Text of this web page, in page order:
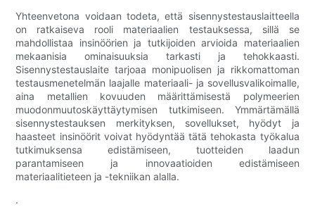
Yhteenvetona voidaan todeta, että sisennystestauslaitteella
on ratkaiseva rooli materiaalien testauksessa, sillä se
mahdollistaa insinöörien ja tutkijoiden arvioida materiaalien
mekaanisia ominaisuuksia tarkasti ja tehokkaasti.
Sisennystestauslaite tarjoaa monipuolisen ja rikkomattoman
testausmenetelmän laajalle materiaali- ja sovellusvalikoimalle,
aina metallien kovuuden määrittämisestä polymeerien
muodonmuutoskäyttäytymisen tutkimiseen. Ymmärtämällä
sisennystestauksen merkityksen, sovellukset, hyödyt ja
haasteet insinöörit voivat hyödyntää tätä tehokasta työkalua
tutkimuksensa edistämiseen, tuotteiden laadun
parantamiseen ja innovaatioiden edistämiseen
materiaalitieteen ja -tekniikan alalla.
.